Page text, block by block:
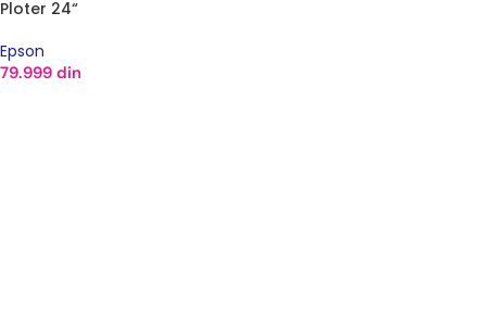
Ploter 24“
Epson
79.999 din